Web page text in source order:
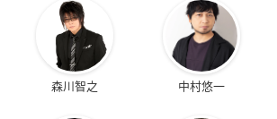
森川智之 中村悠一